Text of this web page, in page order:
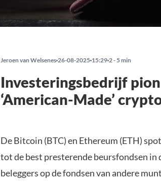
Jeroen van Welsenes 26-08-2025 15:29 2 - 5 min
Investeringsbedrijf
‘American-Made’
De Bitcoin (BTC) en Ethereum (ETH)
tot de best presterende beursfondsen
beleggers op de fondsen van andere